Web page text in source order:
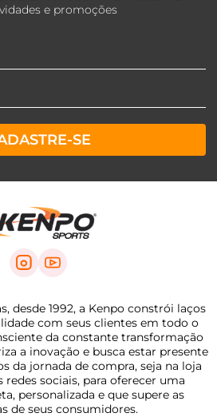
e promoções
SE
desde 1992, a Kenpo constrói laços
com seus clientes em todo o
da constante transformação
a inovação e busca estar presente
da jornada de compra, seja na loja
redes sociais, para oferecer uma
personalizada e que supere as
de seus consumidores.